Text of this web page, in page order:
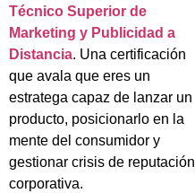
Técnico Superior de
Marketing y Publicidad a
Distancia. Una certificación
que avala que eres un
estratega capaz de lanzar un
producto, posicionarlo en la
mente del consumidor y
gestionar crisis de reputación
corporativa.